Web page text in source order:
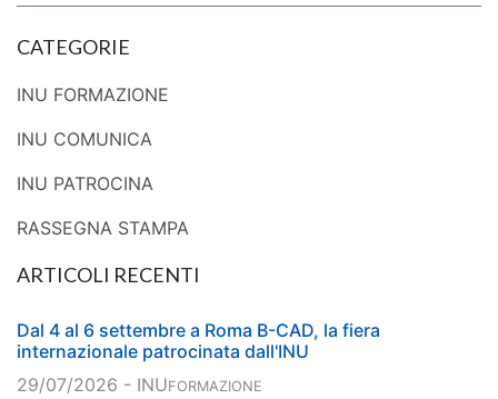
CATEGORIE
INU FORMAZIONE
INU COMUNICA
INU PATROCINA
RASSEGNA STAMPA
ARTICOLI RECENTI
Dal 4 al 6 settembre a Roma B-CAD, la fiera
internazionale patrocinata dall'INU
29/07/2026 - INUFORMAZIONE